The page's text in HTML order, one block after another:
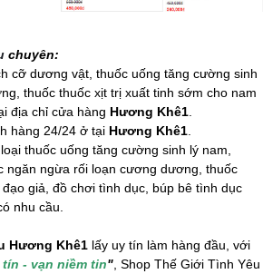
chuyên:
cỡ dương vật, thuốc uống tăng cường sinh
thuốc thuốc xịt trị xuất tinh sớm cho nam
địa chỉ cửa hàng Hương Khê1
hàng 24/24 ở tại Hương Khê1
thuốc uống tăng cường sinh lý nam,
ngăn ngừa rối loạn cương dương, thuốc
giả, đồ chơi tình dục, búp bê tình dục
nhu cầu.
Hương Khê1 lấy uy tín làm hàng đầu, với
- vạn niềm tin" , Shop Thế Giới Tình Yêu